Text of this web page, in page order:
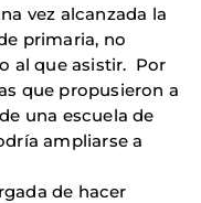
vez alcanzada la
primaria, no
al que asistir. Por
que propusieron a
una escuela de
ampliarse a
de hacer